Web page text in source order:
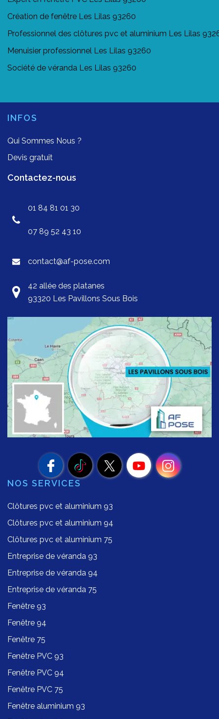
Création de fenêtre Les Lilas 93260
Professionnel des clôtures pvc et aluminium Les Lilas
Menuisier professionnel Les Lilas 93260
Société de véranda Les Lilas 93260
INFOS
Qui Sommes Nous ?
Devis gratuit
Contactez-nous
01 84 81 01 30
07 89 52 43 10
contact@af-pose.com
42 allée des platanes
93320 Les Pavillons Sous Bois
NOS SERVICES
Clôtures pvc et aluminium 93
Clôtures pvc et aluminium 94
Clôtures pvc et aluminium 75
Entreprise de véranda 93
Entreprise de véranda 94
Entreprise de véranda 75
Fenêtre 93
Fenêtre 94
Fenêtre 75
Fenêtre PVC 93
Fenêtre PVC 94
Fenêtre PVC 75
Fenêtre aluminium 93